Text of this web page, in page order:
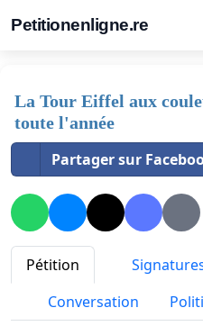
Petitionenligne.re
La Tour Eiffel aux
toute l'année
Partager sur
Pétition
Conversation